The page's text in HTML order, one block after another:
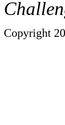
Copyright